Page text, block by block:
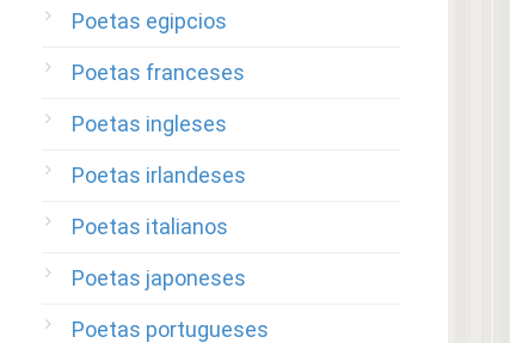
Poetas egipcios
Poetas franceses
Poetas ingleses
Poetas irlandeses
Poetas italianos
Poetas japoneses
Poetas portugueses